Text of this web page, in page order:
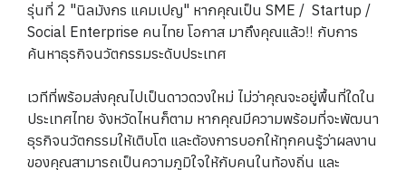
รุ่นที่ 2 "นิลมังกร แคมเปญ" หากคุณเป็น SME / Startup /
Social Enterprise คนไทย โอกาส มาถึงคุณแล้ว‼️ กับการ
ค้นหาธุรกิจนวัตกรรมระดับประเทศ
เวทีที่พร้อมส่งคุณไปเป็นดาวดวงใหม่ ไม่ว่าคุณจะอยู่พื้นที่ใดใน
ประเทศไทย จังหวัดไหนก็ตาม หากคุณมีความพร้อมที่จะพัฒนา
ธุรกิจนวัตกรรมให้เติบโต และต้องการบอกให้ทุกคนรู้ว่าผลงาน
ของคุณสามารถเป็นความภูมิใจให้กับคนในท้องถิ่น และ